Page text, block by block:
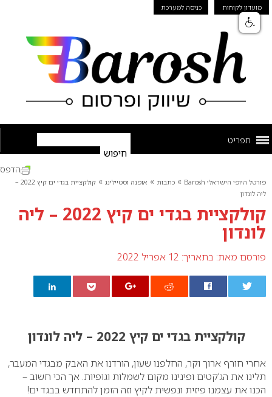
מועדון לקוחות כניסה למערכת
תפריט
פורטל היופי הישראלי Barosh » כתבות » אופנה וסטיילינג »
קולקציית בגדי ים קיץ 2022 –
ליה לונדון
קולקציית בגדי ים קיץ 2022 – ליה
לונדון
פורסם מאת: בתאריך: 12 אפריל 2022
הדפס
קולקציית בגדי ים קיץ 2022 – ליה לונדון
אחרי חורף ארוך וקר, החלפנו שעון, הורדנו את האבק מבגדי המעבר,
תלינו את הג’קטים ופינינו מקום לשמלות וגופיות. אך הכי חשוב –
הכנו את עצמנו פיזית ונפשית לקיץ וזה הזמן להתחדש בבגד ים!